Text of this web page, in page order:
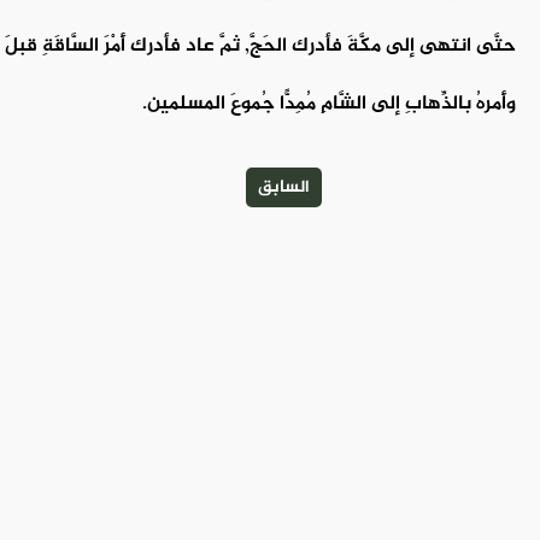
حتَّى انتهى إلى مكَّةَ فأدرك الحَجَّ, ثمَّ عاد فأدرك أَمْرَ السَّاقَةِ قبلَ
وأَمرهُ بالذِّهابِ إلى الشَّامِ مُمِدًّا جُموعَ المسلمين.
السابق